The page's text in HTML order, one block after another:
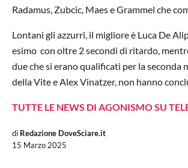
Radamus, Zubcic, Maes e Grammel che
Lontani gli azzurri, il migliore è Luca De
esimo con oltre 2 secondi di ritardo,
due che si erano qualificati per la seconda
della Vite e Alex Vinatzer, non hanno
TUTTE LE NEWS DI AGONISMO SU
di Redazione DoveSciare.it
15 Marzo 2025